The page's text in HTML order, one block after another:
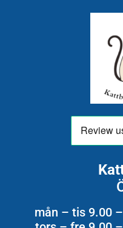
mån – tis 9.00